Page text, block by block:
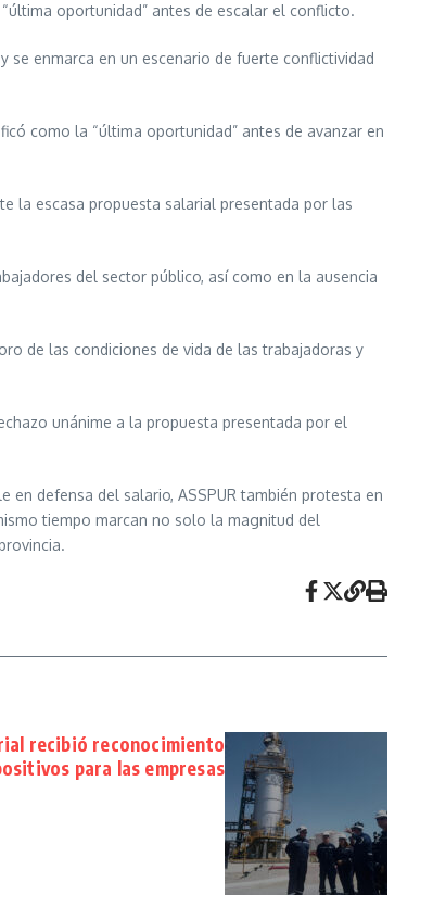
oportunidad” antes de escalar el conflicto.
se enmarca en un escenario de fuerte conflictividad
como la “última oportunidad” antes de avanzar en
la escasa propuesta salarial presentada por las
del sector público, así como en la ausencia
de las condiciones de vida de las trabajadoras y
unánime a la propuesta presentada por el
en defensa del salario, ASSPUR también protesta en
tiempo marcan no solo la magnitud del
recibió reconocimiento
para las empresas